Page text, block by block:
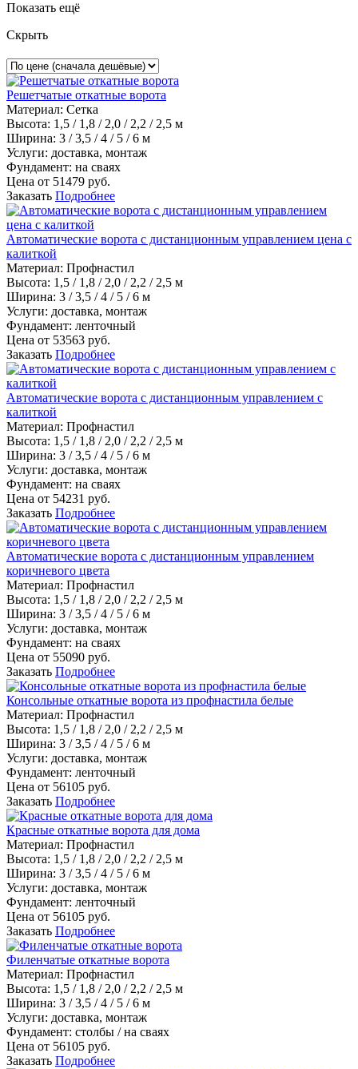
Показать ещё
Скрыть
Решетчатые откатные ворота
Материал: Сетка
Высота: 1,5 / 1,8 / 2,0 / 2,2 / 2,5 м
Ширина: 3 / 3,5 / 4 / 5 / 6 м
Услуги: доставка, монтаж
Фундамент: на сваях
Цена от 51479 руб.
Заказать Подробнее
Автоматические ворота с дистанционным управлением цена с
калиткой
Материал: Профнастил
Высота: 1,5 / 1,8 / 2,0 / 2,2 / 2,5 м
Ширина: 3 / 3,5 / 4 / 5 / 6 м
Услуги: доставка, монтаж
Фундамент: ленточный
Цена от 53563 руб.
Заказать Подробнее
Автоматические ворота с дистанционным управлением с
калиткой
Материал: Профнастил
Высота: 1,5 / 1,8 / 2,0 / 2,2 / 2,5 м
Ширина: 3 / 3,5 / 4 / 5 / 6 м
Услуги: доставка, монтаж
Фундамент: на сваях
Цена от 54231 руб.
Заказать Подробнее
Автоматические ворота с дистанционным управлением
коричневого цвета
Материал: Профнастил
Высота: 1,5 / 1,8 / 2,0 / 2,2 / 2,5 м
Ширина: 3 / 3,5 / 4 / 5 / 6 м
Услуги: доставка, монтаж
Фундамент: на сваях
Цена от 55090 руб.
Заказать Подробнее
Консольные откатные ворота из профнастила белые
Материал: Профнастил
Высота: 1,5 / 1,8 / 2,0 / 2,2 / 2,5 м
Ширина: 3 / 3,5 / 4 / 5 / 6 м
Услуги: доставка, монтаж
Фундамент: ленточный
Цена от 56105 руб.
Заказать Подробнее
Красные откатные ворота для дома
Материал: Профнастил
Высота: 1,5 / 1,8 / 2,0 / 2,2 / 2,5 м
Ширина: 3 / 3,5 / 4 / 5 / 6 м
Услуги: доставка, монтаж
Фундамент: ленточный
Цена от 56105 руб.
Заказать Подробнее
Филенчатые откатные ворота
Материал: Профнастил
Высота: 1,5 / 1,8 / 2,0 / 2,2 / 2,5 м
Ширина: 3 / 3,5 / 4 / 5 / 6 м
Услуги: доставка, монтаж
Фундамент: столбы / на сваях
Цена от 56105 руб.
Заказать Подробнее